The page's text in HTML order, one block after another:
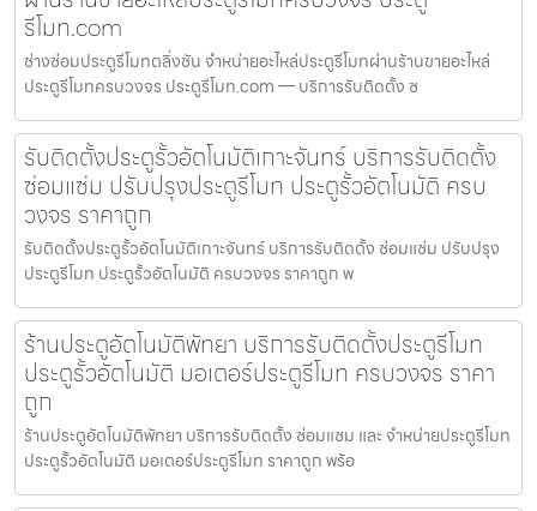
รีโมท.com
ช่างซ่อมประตูรีโมทตลิ่งชัน จำหน่ายอะไหล่ประตูรีโมทผ่านร้านขายอะไหล่
ประตูรีโมทครบวงจร ประตูรีโมท.com — บริการรับติดตั้ง ซ
รับติดตั้งประตูรั้วอัตโนมัติเกาะจันทร์ บริการรับติดตั้ง
ซ่อมแซ่ม ปรับปรุงประตูรีโมท ประตูรั้วอัตโนมัติ ครบ
วงจร ราคาถูก
รับติดตั้งประตูรั้วอัตโนมัติเกาะจันทร์ บริการรับติดตั้ง ซ่อมแซ่ม ปรับปรุง
ประตูรีโมท ประตูรั้วอัตโนมัติ ครบวงจร ราคาถูก พ
ร้านประตูอัตโนมัติพัทยา บริการรับติดตั้งประตูรีโมท
ประตูรั้วอัตโนมัติ มอเตอร์ประตูรีโมท ครบวงจร ราคา
ถูก
ร้านประตูอัตโนมัติพัทยา บริการรับติดตั้ง ซ่อมแซม และ จำหน่ายประตูรีโมท
ประตูรั้วอัตโนมัติ มอเตอร์ประตูรีโมท ราคาถูก พร้อ